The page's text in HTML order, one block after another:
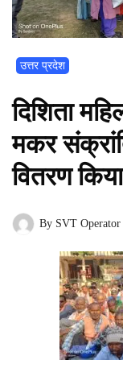
उत्तर प्रदेश
दिशिता
मकर
वितरण
By SVT Operator